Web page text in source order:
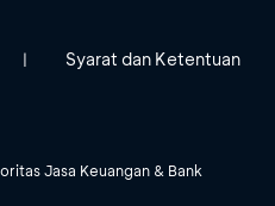
| Syarat dan Ketentuan
Jasa Keuangan & Bank